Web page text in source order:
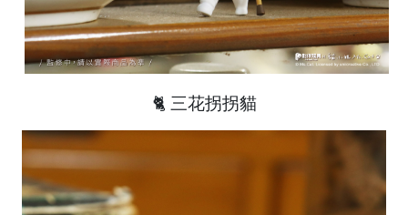
🐈 三花拐拐貓